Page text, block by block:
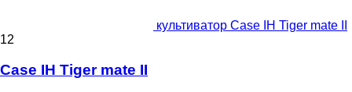
культиватор Case IH Tiger mate II
12
Case IH Tiger mate II